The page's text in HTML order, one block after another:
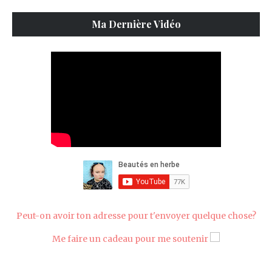
Ma Dernière Vidéo
Peut-on avoir ton adresse pour t'envoyer quelque chose?
Me faire un cadeau pour me soutenir